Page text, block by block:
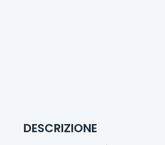
DESCRIZIONE